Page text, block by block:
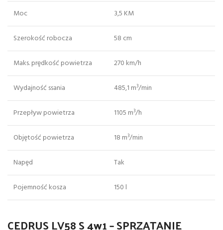
Moc 3,5 KM
Szerokość robocza 58 cm
Maks. prędkość powietrza 270 km/h
Wydajność ssania 485,1 m³/min
Przepływ powietrza 1105 m³/h
Objętość powietrza 18 m³/min
Napęd Tak
Pojemność kosza 150 l
CEDRUS LV58 S 4w1 – SPRZĄTANIE